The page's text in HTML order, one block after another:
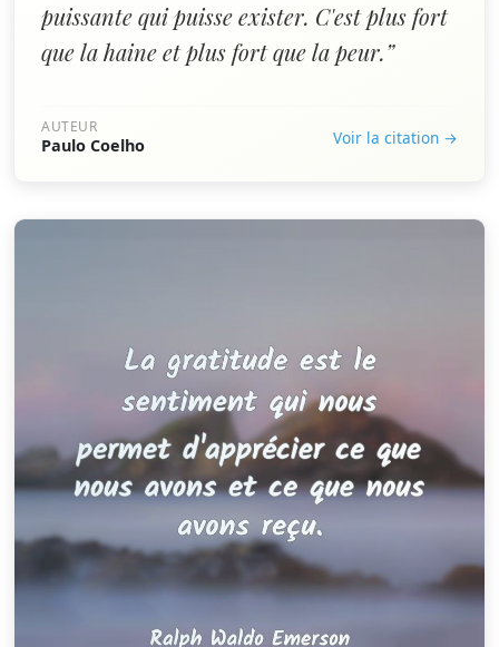
puissante qui puisse exister. C'est plus fort
que la haine et plus fort que la peur.”
AUTEUR
Paulo Coelho Voir la citation →